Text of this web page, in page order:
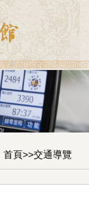
首頁>>交通導覽